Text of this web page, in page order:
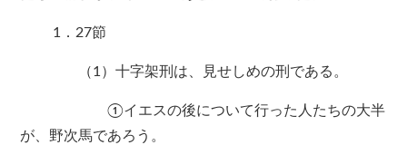
1．27節
（1）十字架刑は、見せしめの刑である。
①イエスの後について行った人たちの大半
が、野次馬であろう。